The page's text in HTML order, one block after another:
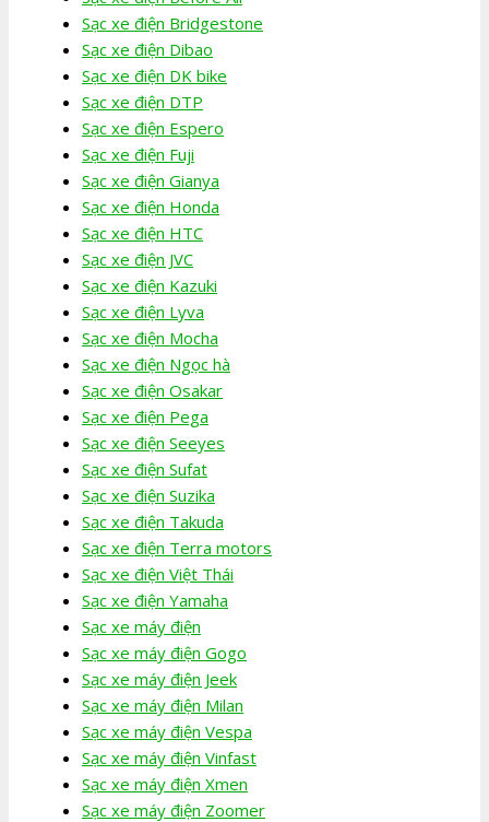
Sạc xe điện Bridgestone
Sạc xe điện Dibao
Sạc xe điện DK bike
Sạc xe điện DTP
Sạc xe điện Espero
Sạc xe điện Fuji
Sạc xe điện Gianya
Sạc xe điện Honda
Sạc xe điện HTC
Sạc xe điện JVC
Sạc xe điện Kazuki
Sạc xe điện Lyva
Sạc xe điện Mocha
Sạc xe điện Ngọc hà
Sạc xe điện Osakar
Sạc xe điện Pega
Sạc xe điện Seeyes
Sạc xe điện Sufat
Sạc xe điện Suzika
Sạc xe điện Takuda
Sạc xe điện Terra motors
Sạc xe điện Việt Thái
Sạc xe điện Yamaha
Sạc xe máy điện
Sạc xe máy điện Gogo
Sạc xe máy điện Jeek
Sạc xe máy điện Milan
Sạc xe máy điện Vespa
Sạc xe máy điện Vinfast
Sạc xe máy điện Xmen
Sạc xe máy điện Zoomer